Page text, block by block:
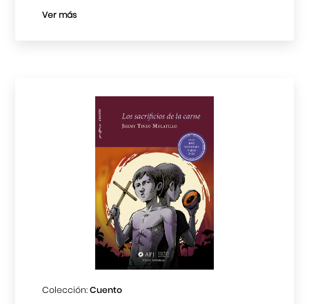
Ver más
Colección:Cuento